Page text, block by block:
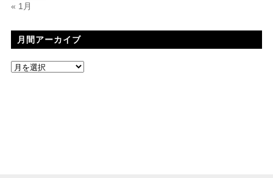
« 1月
月間アーカイブ